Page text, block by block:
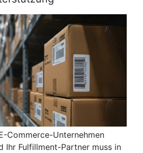
Commerce-Unternehmen
Ihr Fulfillment-Partner muss in